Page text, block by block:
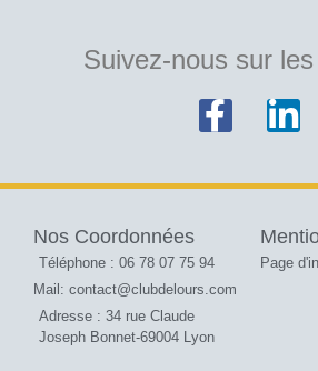
Suivez-nous sur
Nos Coordonnées
Téléphone : 06 78 07 75 94
Mail: contact@clubdelours.com
Adresse : 34 rue Claude
Joseph Bonnet-69004 Lyon
Page